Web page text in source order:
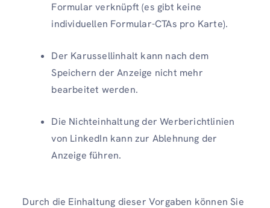
Formular verknüpft (es gibt keine
individuellen Formular-CTAs pro Karte).
Der Karussellinhalt kann nach dem
Speichern der Anzeige nicht mehr
bearbeitet werden.
Die Nichteinhaltung der Werberichtlinien
von LinkedIn kann zur Ablehnung der
Anzeige führen.
Durch die Einhaltung dieser Vorgaben können Sie